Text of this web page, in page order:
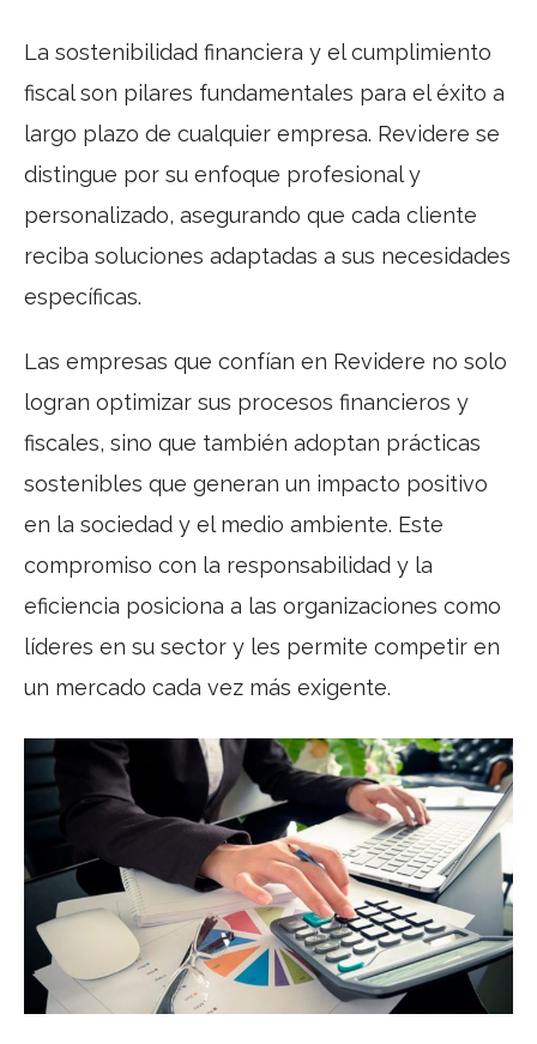
La sostenibilidad financiera y el cumplimiento
fiscal son pilares fundamentales para el éxito a
largo plazo de cualquier empresa. Revidere se
distingue por su enfoque profesional y
personalizado, asegurando que cada cliente
reciba soluciones adaptadas a sus necesidades
específicas.
Las empresas que confían en Revidere no solo
logran optimizar sus procesos financieros y
fiscales, sino que también adoptan prácticas
sostenibles que generan un impacto positivo
en la sociedad y el medio ambiente. Este
compromiso con la responsabilidad y la
eficiencia posiciona a las organizaciones como
líderes en su sector y les permite competir en
un mercado cada vez más exigente.